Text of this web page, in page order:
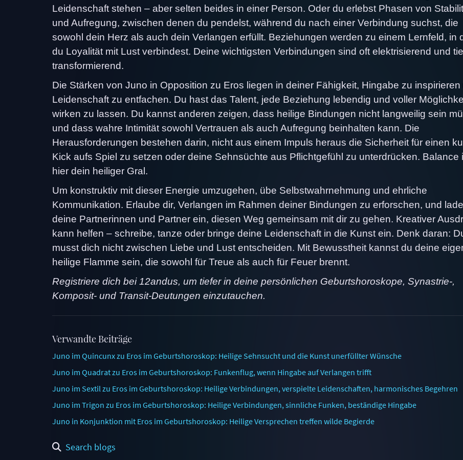
Leidenschaft stehen – aber selten beides in einer Person. Oder du erlebst Phasen von
und Aufregung, zwischen denen du pendelst, während du nach einer Verbindung suchst, die
sowohl dein Herz als auch dein Verlangen erfüllt. Beziehungen werden zu einem Lernfeld, in
du Loyalität mit Lust verbindest. Deine wichtigsten Verbindungen sind oft elektrisierend und
transformierend.
Die Stärken von Juno in Opposition zu Eros liegen in deiner Fähigkeit, Hingabe zu inspirieren
Leidenschaft zu entfachen. Du hast das Talent, jede Beziehung lebendig und voller
wirken zu lassen. Du kannst anderen zeigen, dass heilige Bindungen nicht langweilig sein
und dass wahre Intimität sowohl Vertrauen als auch Aufregung beinhalten kann. Die
Herausforderungen bestehen darin, nicht aus einem Impuls heraus die Sicherheit für einen
Kick aufs Spiel zu setzen oder deine Sehnsüchte aus Pflichtgefühl zu unterdrücken. Balance
hier dein heiliger Gral.
Um konstruktiv mit dieser Energie umzugehen, übe Selbstwahrnehmung und ehrliche
Kommunikation. Erlaube dir, Verlangen im Rahmen deiner Bindungen zu erforschen, und lade
deine Partnerinnen und Partner ein, diesen Weg gemeinsam mit dir zu gehen. Kreativer
kann helfen – schreibe, tanze oder bringe deine Leidenschaft in die Kunst ein. Denk daran:
musst dich nicht zwischen Liebe und Lust entscheiden. Mit Bewusstheit kannst du deine
heilige Flamme sein, die sowohl für Treue als auch für Feuer brennt.
Registriere dich bei 12andus, um tiefer in deine persönlichen Geburtshoroskope, Synastrie-,
Komposit- und Transit-Deutungen einzutauchen.
Verwandte Beiträge
Juno im Quincunx zu Eros im Geburtshoroskop: Heilige Sehnsucht und die Kunst unerfüllter Wünsche
Juno im Quadrat zu Eros im Geburtshoroskop: Funkenflug, wenn Hingabe auf Verlangen trifft
Juno im Sextil zu Eros im Geburtshoroskop: Heilige Verbindungen, verspielte Leidenschaften, harmonisches Begehren
Juno im Trigon zu Eros im Geburtshoroskop: Heilige Verbindungen, sinnliche Funken, beständige Hingabe
Juno in Konjunktion mit Eros im Geburtshoroskop: Heilige Versprechen treffen wilde Begierde
Search blogs